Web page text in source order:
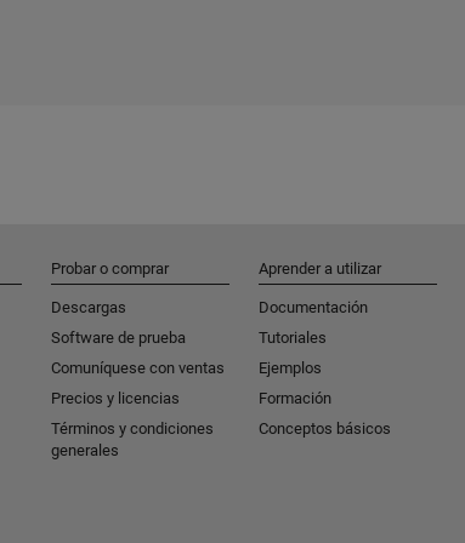
Probar o comprar
Descargas
Software de prueba
Comuníquese con ventas
Precios y licencias
Términos y condiciones
generales
Aprender a utilizar
Documentación
Tutoriales
Ejemplos
Formación
Conceptos básicos